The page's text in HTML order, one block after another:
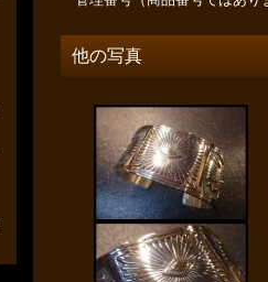
他の写真